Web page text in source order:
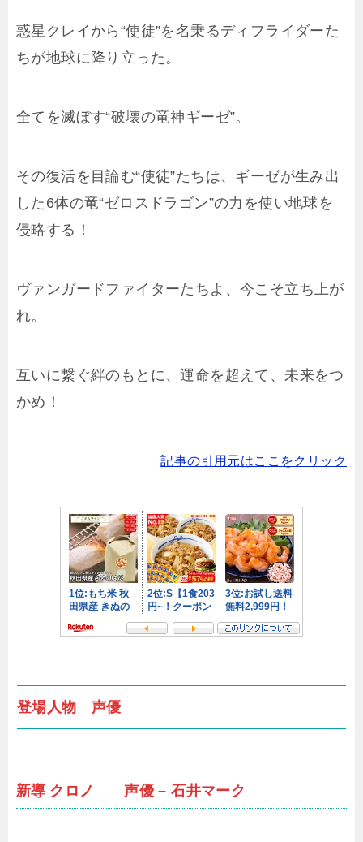
惑星クレイから“使徒”を名乗るディフライダーた
ちが地球に降り立った。
全てを滅ぼす“破壊の竜神ギーゼ”。
その復活を目論む“使徒”たちは、ギーゼが生み出
した6体の竜“ゼロスドラゴン”の力を使い地球を
侵略する！
ヴァンガードファイターたちよ、今こそ立ち上が
れ。
互いに繋ぐ絆のもとに、運命を超えて、未来をつ
かめ！
記事の引用元はここをクリック
登場人物 声優
新導 クロノ 声優 – 石井マーク